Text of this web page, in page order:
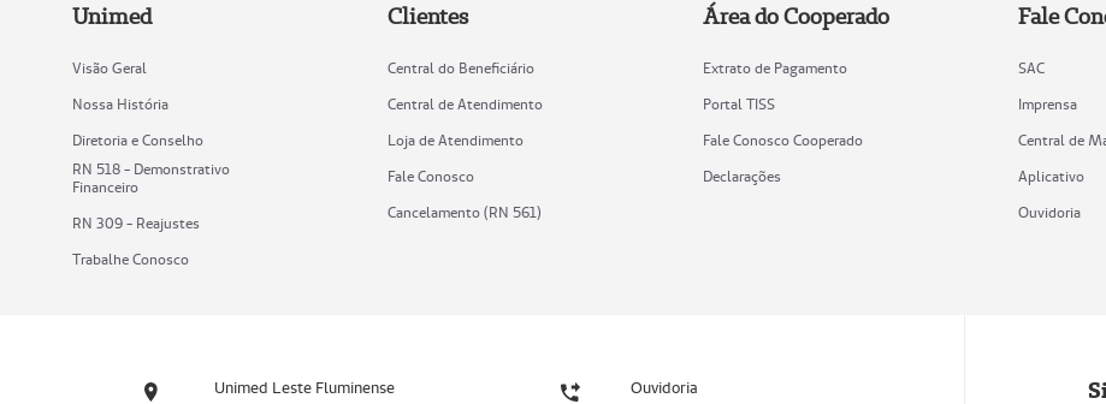
Unimed
Visão Geral
Nossa História
Diretoria e Conselho
RN 518 - Demonstrativo
Financeiro
RN 309 - Reajustes
Trabalhe Conosco
Clientes
Central do Beneficiário
Central de Atendimento
Loja de Atendimento
Fale Conosco
Cancelamento (RN 561)
Área do Cooperado
Extrato de Pagamento
Portal TISS
Fale Conosco Cooperado
Declarações
Fale
SAC
Imprensa
Central de
Aplicativo
Ouvidoria
Unimed Leste Fluminense Ouvidoria